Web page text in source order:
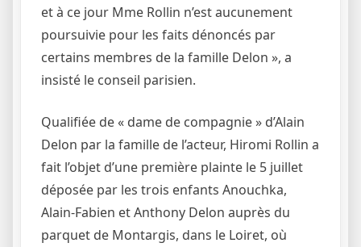
et à ce jour Mme Rollin n’est aucunement
poursuivie pour les faits dénoncés par
certains membres de la famille Delon », a
insisté le conseil parisien.
Qualifiée de « dame de compagnie » d’Alain
Delon par la famille de l’acteur, Hiromi Rollin a
fait l’objet d’une première plainte le 5 juillet
déposée par les trois enfants Anouchka,
Alain-Fabien et Anthony Delon auprès du
parquet de Montargis, dans le Loiret, où